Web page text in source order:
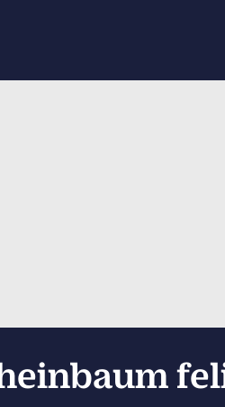
el artículo actual mediante Email
el artículo actual mediante
el artículo actual mediante Twitter
el artículo actual mediante